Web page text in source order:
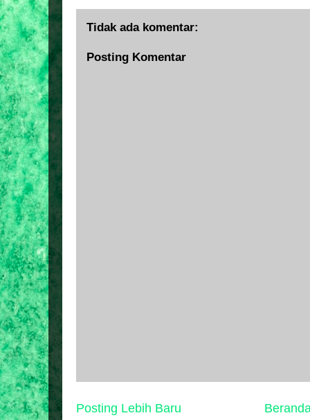
Tidak ada komentar:
Posting Komentar
Posting Lebih Baru